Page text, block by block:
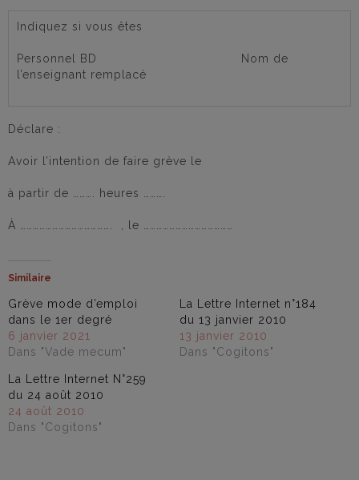
Indiquez si vous êtes
Personnel BD Nom de
l’enseignant remplacé
Déclare :
Avoir l’intention de faire grève le
à partir de ………. heures ……….
À ……………………………………. , le ……………………………………
Similaire
Grève mode d’emploi
dans le 1er degré
6 janvier 2021
Dans "Vade mecum"
La Lettre Internet n°184
du 13 janvier 2010
13 janvier 2010
Dans "Cogitons"
La Lettre Internet N°259
du 24 août 2010
24 août 2010
Dans "Cogitons"